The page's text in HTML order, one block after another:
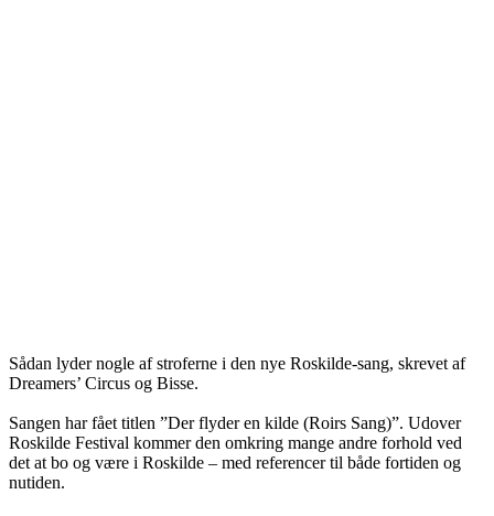
Sådan lyder nogle af stroferne i den nye Roskilde-sang, skrevet af
Dreamers’ Circus og Bisse.
Sangen har fået titlen ”Der flyder en kilde (Roirs Sang)”. Udover
Roskilde Festival kommer den omkring mange andre forhold ved
det at bo og være i Roskilde – med referencer til både fortiden og
nutiden.